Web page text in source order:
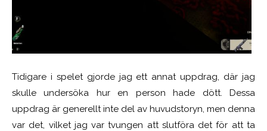
Tidigare i spelet gjorde jag ett annat uppdrag, där jag
skulle undersöka hur en person hade dött. Dessa
uppdrag är generellt inte del av huvudstoryn, men denna
var det, vilket jag var tvungen att slutföra det för att ta